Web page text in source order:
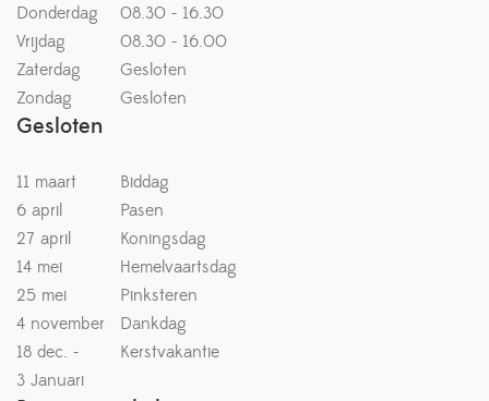
Donderdag
08.30 - 16.30
Vrijdag
08.30 - 16.00
Zaterdag
Gesloten
Zondag
Gesloten
Gesloten
11 maart
Biddag
6 april
Pasen
27 april
Koningsdag
14 mei
Hemelvaartsdag
25 mei
Pinksteren
4 november
Dankdag
18 dec. -
Kerstvakantie
3 Januari